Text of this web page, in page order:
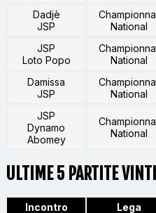
Dadjè
JSP
National
JSP
Loto Popo
National
Damissa
JSP
National
JSP
Dynamo
Abomey
National
ULTIME 5 PARTITE
Incontro Lega